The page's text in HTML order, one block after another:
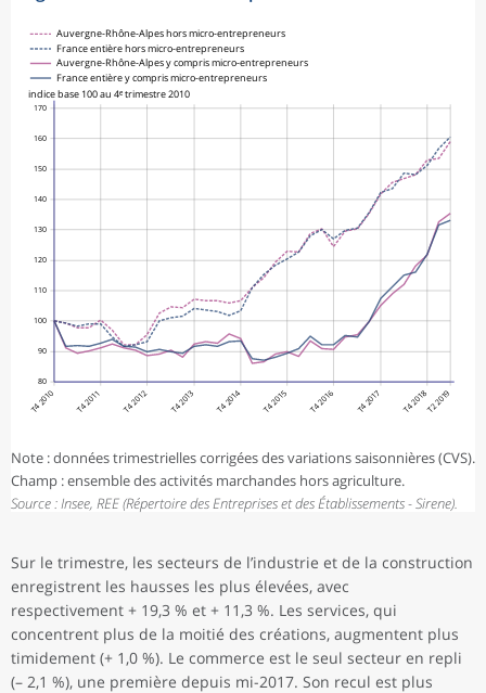
80
90
100
110
120
130
140
150
160
170
indice base 100 au 4ᵉ trimestre 2010
T4 2010 T4 2011 T4 2012 T4 2013 T4 2014 T4 2015 T4 2016 T4 2017 T4 2018T2 2019
Auvergne-Rhône-Alpes hors micro-entrepreneurs
France entière hors micro-entrepreneurs
Auvergne-Rhône-Alpes y compris micro-entrepreneurs
France entière y compris micro-entrepreneurs
Note : données trimestrielles corrigées des variations saisonnières (CVS).
Champ : ensemble des activités marchandes hors agriculture.
Source : Insee, REE (Répertoire des Entreprises et des Établissements - Sirene).
Sur le trimestre, les secteurs de l’industrie et de la construction
enregistrent les hausses les plus élevées, avec
respectivement + 19,3 % et + 11,3 %. Les services, qui
concentrent plus de la moitié des créations, augmentent plus
timidement (+ 1,0 %). Le commerce est le seul secteur en repli
(– 2,1 %), une première depuis mi-2017. Son recul est plus